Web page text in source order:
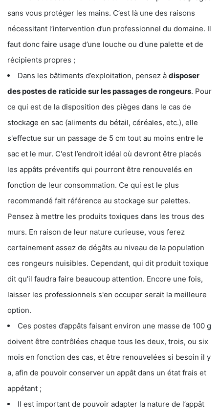
sans vous protéger les mains. C’est là une des raisons
nécessitant l’intervention d’un professionnel du domaine. Il
faut donc faire usage d’une louche ou d'une palette et de
récipients propres ;
Dans les bâtiments d’exploitation, pensez à disposer
des postes de raticide sur les passages de rongeurs. Pour
ce qui est de la disposition des pièges dans le cas de
stockage en sac (aliments du bétail, céréales, etc.), elle
s'effectue sur un passage de 5 cm tout au moins entre le
sac et le mur. C'est l’endroit idéal où devront être placés
les appâts préventifs qui pourront être renouvelés en
fonction de leur consommation. Ce qui est le plus
recommandé fait référence au stockage sur palettes.
Pensez à mettre les produits toxiques dans les trous des
murs. En raison de leur nature curieuse, vous ferez
certainement assez de dégâts au niveau de la population
ces rongeurs nuisibles. Cependant, qui dit produit toxique
dit qu'il faudra faire beaucoup attention. Encore une fois,
laisser les professionnels s'en occuper serait la meilleure
option.
Ces postes d’appâts faisant environ une masse de 100 g
doivent être contrôlées chaque tous les deux, trois, ou six
mois en fonction des cas, et être renouvelées si besoin il y
a, afin de pouvoir conserver un appât dans un état frais et
appétant ;
Il est important de pouvoir adapter la nature de l’appât